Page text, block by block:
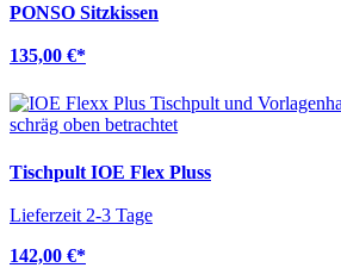
PONSO Sitzkissen
135,00 €*
Tischpult IOE Flex Pluss
Lieferzeit 2-3 Tage
142,00 €*